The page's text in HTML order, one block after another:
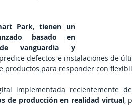
Park, tienen un
basado en
vanguardia y
defectos e instalaciones de
productos para responder con
implementada recientemente
de producción en realidad virtual,